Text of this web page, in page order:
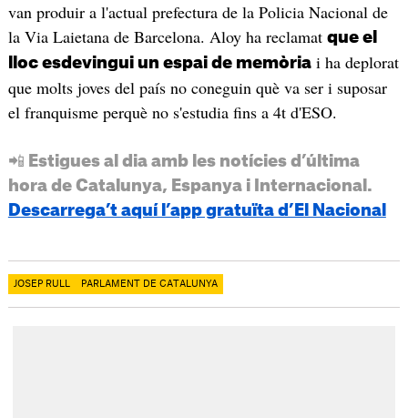
van produir a l'actual prefectura de la Policia Nacional de
la Via Laietana de Barcelona. Aloy ha reclamat que el
lloc esdevingui un espai de memòriai ha deplorat
que molts joves del país no coneguin què va ser i suposar
el franquisme perquè no s'estudia fins a 4t d'ESO.
📲 Estigues al dia amb les notícies d’última
hora de Catalunya, Espanya i Internacional.
Descarrega’t aquí l’app gratuïta d’El Nacional
JOSEP RULL PARLAMENT DE CATALUNYA